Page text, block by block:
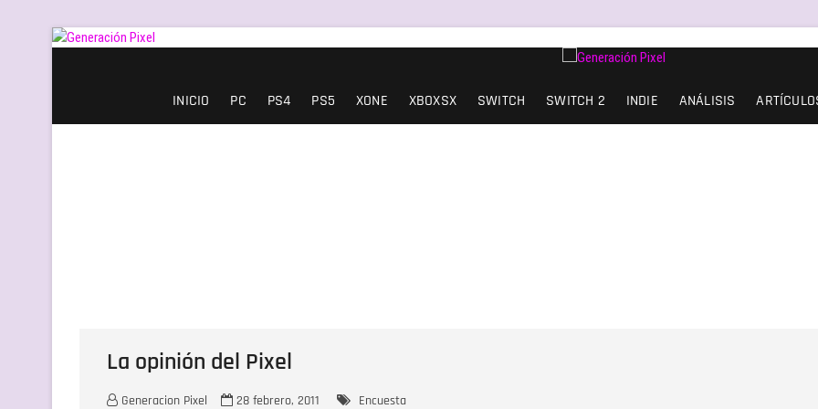
Saltar
Generación Pixel
INICIO PC PS4 PS5 XONE XBOXSX SWITCH SWITCH 2 INDIE ANÁLISIS
La opinión del Pixel
Generacion Pixel 28 febrero, 2011 Encuesta